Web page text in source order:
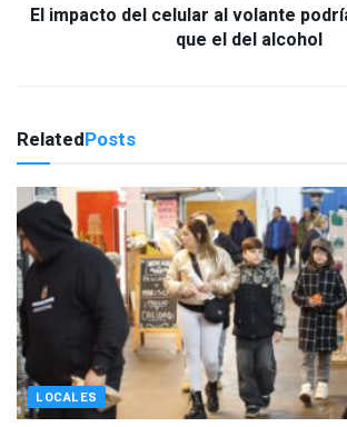
El impacto del celular al volante
que el del alcohol
RelatedPosts
LOCALES